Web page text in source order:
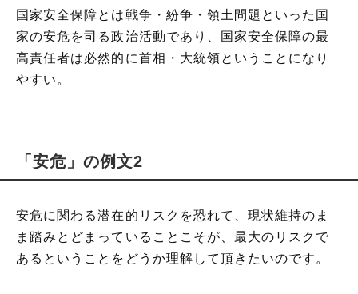
国家安全保障とは戦争・紛争・領土問題といった国
家の安危を司る政治活動であり、国家安全保障の最
高責任者は必然的に首相・大統領ということになり
やすい。
「安危」の例文2
安危に関わる潜在的リスクを恐れて、現状維持のま
ま踏みとどまっていることこそが、最大のリスクで
あるということをどうか理解して頂きたいのです。